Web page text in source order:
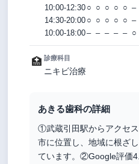
10:00-12:30 ○ ○ ○ ○ ○ –
14:30-20:00 ○ ○ ○ ○ ○ –
10:00-18:00– – – – – ○
🏥 診療科目
ニキビ治療
あきる歯科の詳細
①武蔵引田駅からアクセ
市に位置し、地域に根ざ
ています。②Google評価